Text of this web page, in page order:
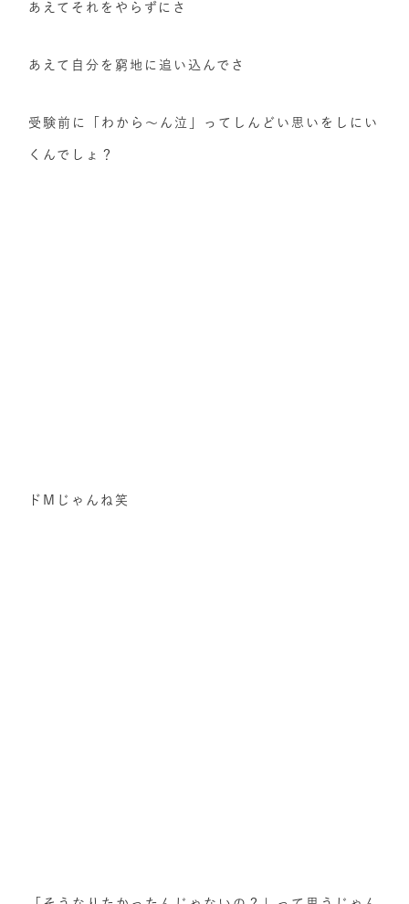
あえてそれをやらずにさ
あえて自分を窮地に追い込んでさ
受験前に「わから～ん泣」ってしんどい思いをしにい
くんでしょ？
ドMじゃんね笑